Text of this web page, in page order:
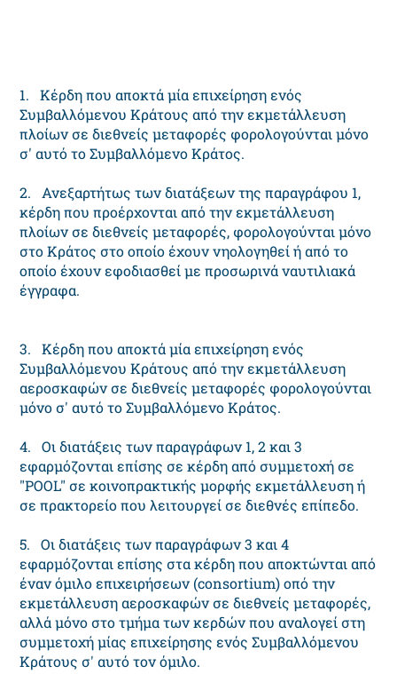
1. Κέρδη που αποκτά μία επιχείρηση ενός
Συμβαλλόμενου Κράτους από την εκμετάλλευση
πλοίων σε διεθνείς μεταφορές φορολογούνται μόνο
σ' αυτό το Συμβαλλόμενο Κράτος.
2. Ανεξαρτήτως των διατάξεων της παραγράφου 1,
κέρδη που προέρχονται από την εκμετάλλευση
πλοίων σε διεθνείς μεταφορές, φορολογούνται μόνο
στο Κράτος στο οποίο έχουν νηολογηθεί ή από το
οποίο έχουν εφοδιασθεί με προσωρινά ναυτιλιακά
έγγραφα.
3. Κέρδη που αποκτά μία επιχείρηση ενός
Συμβαλλόμενου Κράτους από την εκμετάλλευση
αεροσκαφών σε διεθνείς μεταφορές φορολογούνται
μόνο σ' αυτό το Συμβαλλόμενο Κράτος.
4. Οι διατάξεις των παραγράφων 1, 2 και 3
εφαρμόζονται επίσης σε κέρδη από συμμετοχή σε
"ΡΟΟL" σε κοινοπρακτικής μορφής εκμετάλλευση ή
σε πρακτορείο που λειτουργεί σε διεθνές επίπεδο.
5. Οι διατάξεις των παραγράφων 3 και 4
εφαρμόζονται επίσης στα κέρδη που αποκτώνται από
έναν όμιλο επιχειρήσεων (consortium) οπό την
εκμετάλλευση αεροσκαφών σε διεθνείς μεταφορές,
αλλά μόνο στο τμήμα των κερδών που αναλογεί στη
συμμετοχή μίας επιχείρησης ενός Συμβαλλόμενου
Κράτους σ' αυτό τον όμιλο.